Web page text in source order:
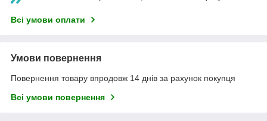
Всі умови оплати
Умови повернення
Повернення товару впродовж 14 днів за рахунок покупця
Всі умови повернення